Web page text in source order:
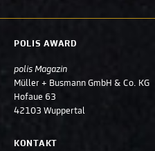
POLIS AWARD
polis Magazin
Müller + Busmann GmbH & Co. KG
Hofaue 63
42103 Wuppertal
KONTAKT